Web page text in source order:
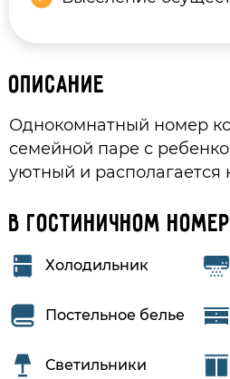
Описание
Однокомнатный номер
семейной паре с
уютный и располагается
В гостиничном
Холодильник
Постельное белье
Светильники